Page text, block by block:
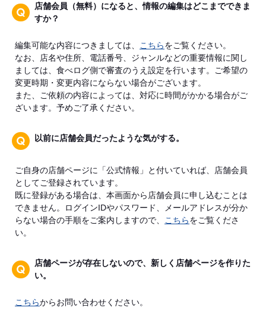
店舗会員（無料）になると、情報の編集はどこまでできま
すか？
編集可能な内容につきましては、 こちらをご覧ください。
なお、店名や住所、電話番号、ジャンルなどの重要情報に関し
ましては、食べログ側で審査のうえ設定を行います。ご希望の
変更時期・変更内容にならない場合がございます。
また、ご依頼の内容によっては、対応に時間がかかる場合がご
ざいます。予めご了承ください。
以前に店舗会員だったような気がする。
ご自身の店舗ページに「公式情報」と付いていれば、店舗会員
としてご登録されています。
既に登録がある場合は、本画面から店舗会員に申し込むことは
できません。ログインIDやパスワード、メールアドレスが分か
らない場合の手順をご案内しますので、
こちらをご覧くださ
い。
店舗ページが存在しないので、新しく店舗ページを作りた
い。
こちらからお問い合わせください。